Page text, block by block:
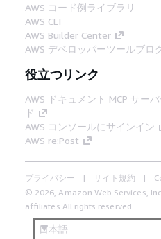
AWS コード例ライブラリ
AWS CLI
AWS Builder Center
AWS デベロッパーツールブロ
役立つリンク
AWS ドキュメント MCP サー
ド
AWS コンソールにサインイン
AWS re:Post
プライバシー サイト規約
© 2026, Amazon Web Services,
affiliates.All rights reserved.
日本語